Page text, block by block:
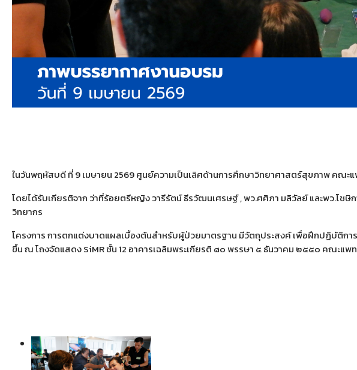
ในวันพฤหัสบดี ที่ 9 เมษายน 2569 ศูนย์ความเป็นเลิศด้านการศึกษาวิทยาศาสตร์สุขภาพ คณ
โดยได้รับเกียรติจาก ว่าที่ร้อยตรีหญิง วารีรัตน์ ธีรวัฒนเศรษฐ์ , พว.ศศิภา มลิวัลย์ และพว.
วิทยากร
โครงการ การตกแต่งบาดแผลเบื้องต้นสำหรับผู้ป่วยมาตรฐาน มีวัตถุประสงค์ เพื่อฝึกปฏิบัติก
ขึ้น ณ โถงจัดแสดง SiMR ชั้น 12 อาคารเฉลิมพระเกียรติ ๘๐ พรรษา ๕ ธันวาคม ๒๕๕๐ คณะแ